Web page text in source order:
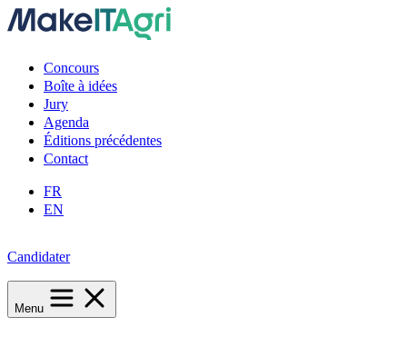
Concours
Boîte à idées
Jury
Agenda
Éditions précédentes
Contact
FR
EN
Candidater
Menu